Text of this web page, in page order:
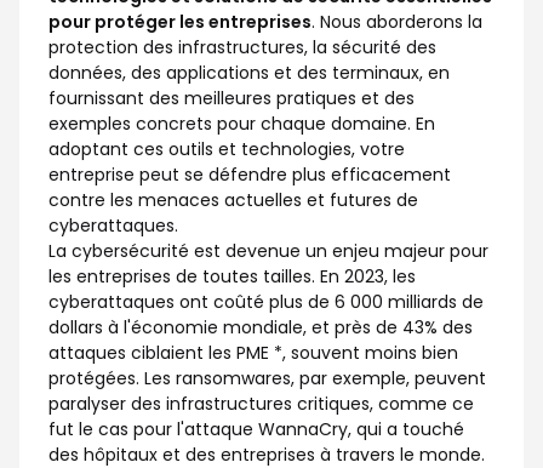
pour protéger les entreprises. Nous aborderons la
protection des infrastructures, la sécurité des
données, des applications et des terminaux, en
fournissant des meilleures pratiques et des
exemples concrets pour chaque domaine. En
adoptant ces outils et technologies, votre
entreprise peut se défendre plus efficacement
contre les menaces actuelles et futures de
cyberattaques.
La cybersécurité est devenue un enjeu majeur pour
les entreprises de toutes tailles. En 2023, les
cyberattaques ont coûté plus de 6 000 milliards de
dollars à l'économie mondiale, et près de 43% des
attaques ciblaient les PME *, souvent moins bien
protégées. Les ransomwares, par exemple, peuvent
paralyser des infrastructures critiques, comme ce
fut le cas pour l'attaque WannaCry, qui a touché
des hôpitaux et des entreprises à travers le monde.